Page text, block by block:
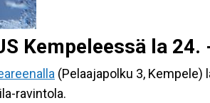
Kempeleessä la 24.
(Pelaajapolku 3, Kempele)
ravintola.